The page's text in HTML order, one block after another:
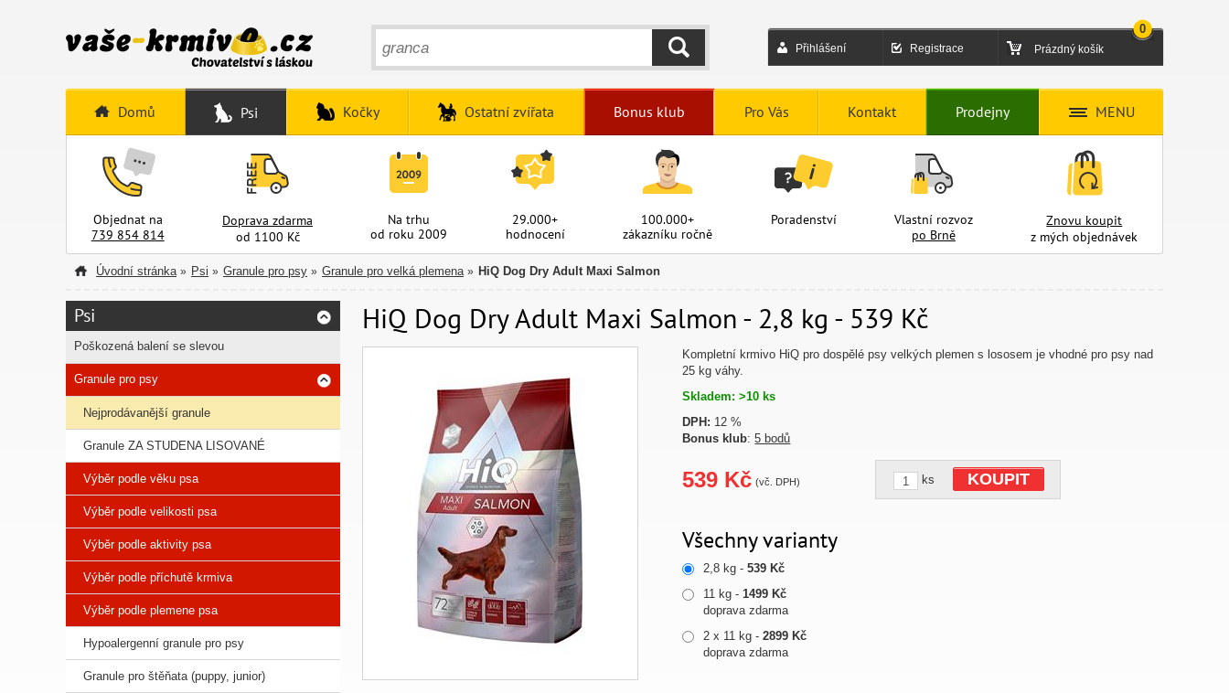
Přihlášení Registrace Prázdný košík
0
HLEDAT
Domů Psi Kočky Ostatní zvířata Bonus klub Pro Vás Kontakt Prodejny MENU
Objednat na
739 854 814
Doprava zdarma
od 1100 Kč
Na trhu
od roku 2009
29.000+
hodnocení
100.000+
zákazníku ročně
Poradenství
Vlastní rozvoz
po Brně
Znovu koupit
z mých objednávek
Úvodní stránka » Psi » Granule pro psy » Granule pro velká plemena » HiQ Dog Dry Adult Maxi Salmon
HiQ Dog Dry Adult Maxi Salmon - 2,8 kg - 539 Kč
Kompletní krmivo HiQ pro dospělé psy velkých plemen s lososem je vhodné pro psy nad
25 kg váhy.
Skladem: >10 ks
DPH: 12 %
Bonus klub:5 bodů
539 Kč (vč. DPH) ks KOUPIT
Všechny varianty
2,8 kg -539 Kč
11 kg -1499 Kč
doprava zdarma
2 x 11 kg -2899 Kč
doprava zdarma
Psi
Poškozená balení se slevou
Granule pro psy
Nejprodávanější granule
Granule ZA STUDENA LISOVANÉ
Výběr podle věku psa
Výběr podle velikosti psa
Výběr podle aktivity psa
Výběr podle příchutě krmiva
Výběr podle plemene psa
Hypoalergenní granule pro psy
Granule pro štěňata (puppy, junior)